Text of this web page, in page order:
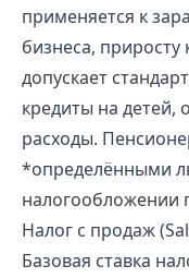
применяется к
бизнеса,
допускает
кредиты на детей,
расходы.
*определёнными
налогообложении
Налог с продаж
Базовая ставка